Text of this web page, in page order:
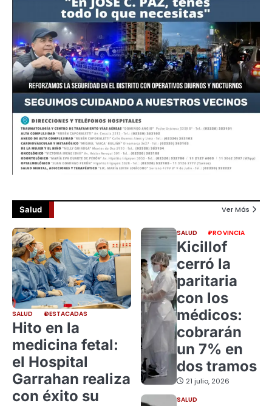
Salud Ver Más
SALUD DESTACADAS
Hito en la
medicina fetal:
el Hospital
Garrahan realiza
con éxito su
SALUD PROVINCIA
Kicillof
cerró la
paritaria
con los
médicos:
cobrarán
un 7% en
dos tramos
21 julio, 2026
SALUD